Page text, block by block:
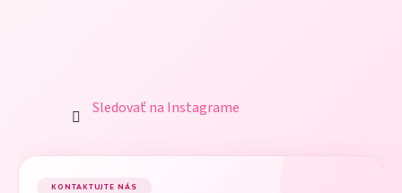
Sledovať na Instagrame
KONTAKTUJTE NÁS